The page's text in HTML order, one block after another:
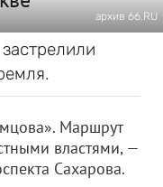
архив 66.RU
Маршрут
властями, —
Сахарова.